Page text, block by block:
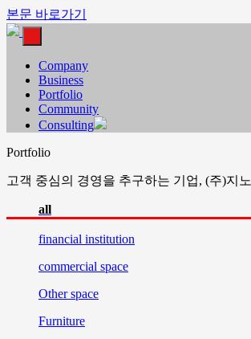
본문 바로가기
Company
Business
Portfolio
Community
Consulting
Portfolio
고객 중심의 경영을 추구하는 기업, (주)지노
all
financial institution
commercial space
Otherspace
Furniture